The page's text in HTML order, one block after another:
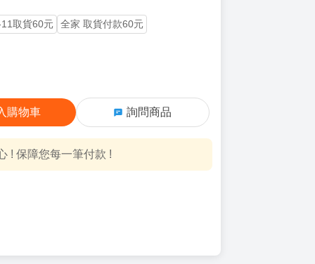
取貨60元
全家 取貨付款60元
購物車 詢問商品
! 保障您每一筆付款 !